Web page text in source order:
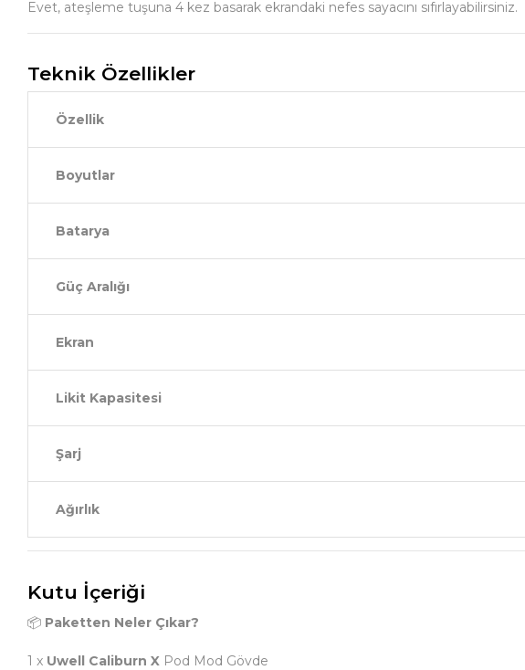
Evet, ateşleme tuşuna 4 kez basarak ekrandaki nefes sayacını sıfırlayabilirsiniz.
Teknik Özellikler
Özellik
Boyutlar
Batarya
Güç Aralığı
Ekran
Likit Kapasitesi
Şarj
Ağırlık
Kutu İçeriği
📦 Paketten Neler Çıkar?
1 x Uwell Caliburn X Pod Mod Gövde